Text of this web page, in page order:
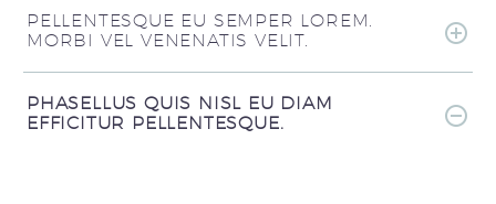
PELLENTESQUE EU SEMPER LOREM.
MORBI VEL VENENATIS VELIT.
PHASELLUS QUIS NISL EU DIAM
EFFICITUR PELLENTESQUE.